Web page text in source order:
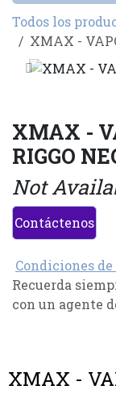
Todos los
XMAX -
XMAX -
RIGGO
Not
Contáctenos
Condiciones
Recuerda
con un agente
XMAX -